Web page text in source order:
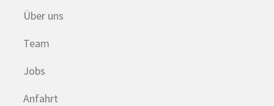
Über uns
Team
Jobs
Anfahrt